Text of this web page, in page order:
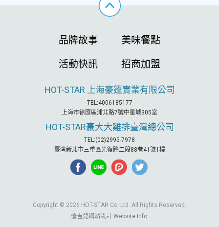
品牌故事 美味餐點
活動快訊 招商加盟
HOT-STAR 上海豪篷實業有限公司
TEL:4006185177
上海市徐匯區浦北路7號中星城305室
HOT-STAR豪大大雞排臺灣總公司
TEL:(02)2995-7978
臺灣新北市三重區光復路二段88巷41號1樓
Copyright © 2026 HOT-STAR Co. Ltd. All Rights Reserved.
優吉兒網站設計 Website Info.